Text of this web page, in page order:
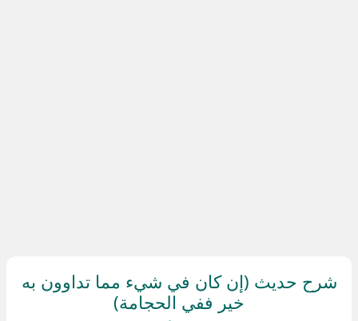
شرح حديث (إن كان في شيء مما تداوون به
خير ففي الحجامة)